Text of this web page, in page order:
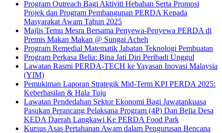
Program Outreach Bagi Aktiviti Hebahan Serta Promosi
Projek dan Program Pembangunan PERDA Kepada
Masyarakat Awam Tahun 2025
Majlis Temu Mesra Bersama Penyewa-Penyewa PERDA di
Premis Makan Makan @ Sungai Acheh
Program Remedial Matematik Jabatan Teknologi Pembuatan
Program Perkasa Belia: Bina Jati Diri Peribadi Unggul
Lawatan Rasmi PERDA-TECH ke Yayasan Inovasi Malaysia
(YIM)
Pemukiman Laporan Strategik Mid-Term KPI PERDA 2025:
Keberhasilan & Hala Tuju
Lawatan Pendedahan Sektor Ekonomi Bagi Jawatankuasa
Pasukan Perancang Pelaksana Program (4P) Dan Belia Desa
KEDA Daerah Langkawi Ke PERDA Food Park
Kursus Asas Pertahanan Awam dalam Pengurusan Bencana